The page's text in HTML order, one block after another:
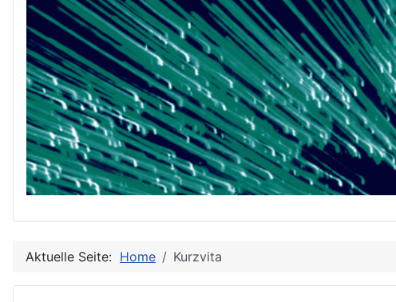
Aktuelle Seite: Home Kurzvita